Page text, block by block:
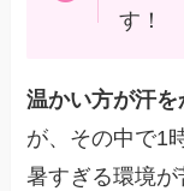
す！
温かい方が汗
が、その中で1
暑すぎる環境